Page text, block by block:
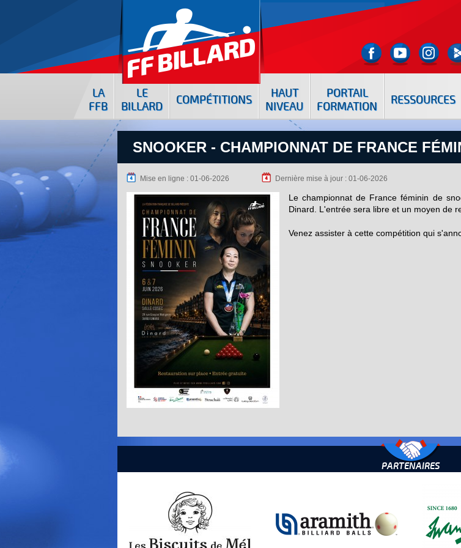
LA
FFB
LE
BILLARD
COMPÉTITIONS
HAUT
NIVEAU
PORTAIL
FORMATION
RESSOURCES
SNOOKER - CHAMPIONNAT DE FRANCE
Mise en ligne : 01-06-2026 Dernière mise à jour : 01-06-2026
Le championnat de France féminin de
Dinard. L'entrée sera libre et un moyen de
Venez assister à cette compétition qui
PARTENAIRES